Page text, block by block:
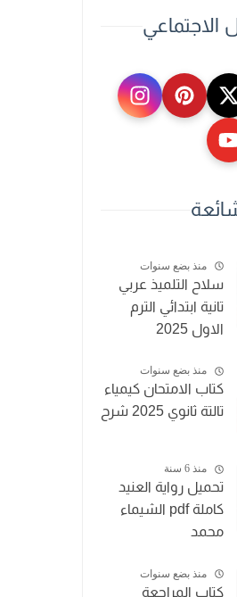
الاجتماعي
منذ بضع سنوات
سلاح التلميذ عربي
تانية ابتدائي الترم
الاول 2025
منذ بضع سنوات
كتاب الامتحان كيمياء
تالتة ثانوي 2025 شرح
منذ 6 سنة
تحميل رواية العنيد
كاملة pdf الشيماء
محمد
منذ بضع سنوات
كتاب المراجعة